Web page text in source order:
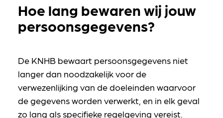
Hoe lang bewaren wij jouw
persoonsgegevens?
De KNHB bewaart persoonsgegevens niet
langer dan noodzakelijk voor de
verwezenlijking van de doeleinden waarvoor
de gegevens worden verwerkt, en in elk geval
zo lang als specifieke regelgeving vereist.